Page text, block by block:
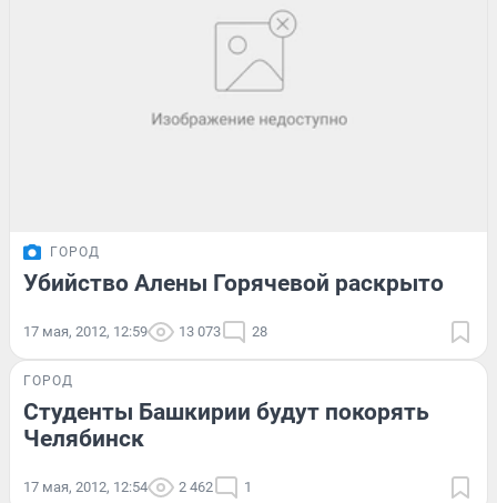
ГОРОД
Убийство Алены Горячевой раскрыто
17 мая, 2012, 12:59 13 073 28
ГОРОД
Студенты Башкирии будут покорять
Челябинск
17 мая, 2012, 12:54 2 462 1